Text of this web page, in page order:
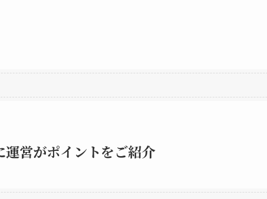
営がポイントをご紹介